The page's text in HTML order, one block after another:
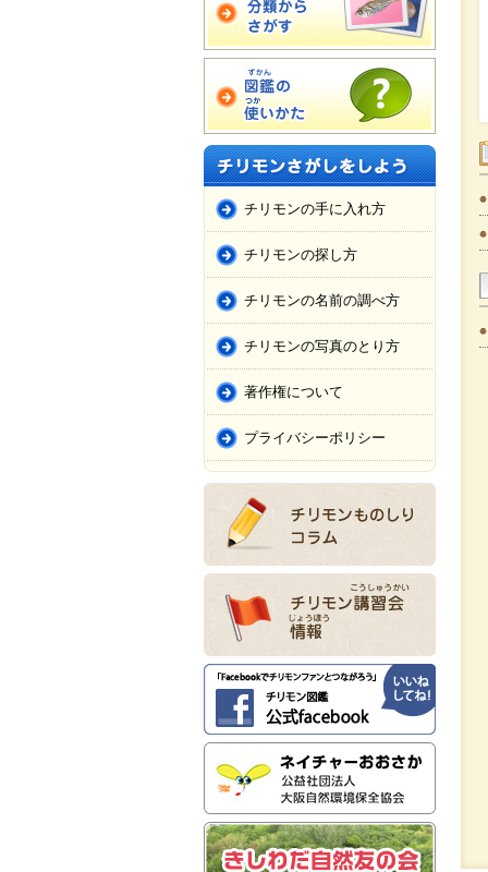
チリモンの手に入れ方
チリモンの探し方
チリモンの名前の調べ方
チリモンの写真のとり方
著作権について
プライバシーポリシー